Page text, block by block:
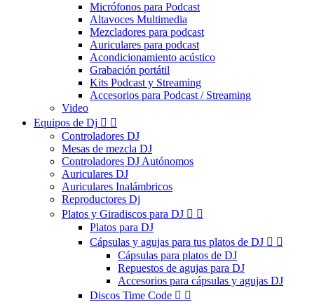
Micrófonos para Podcast
Altavoces Multimedia
Mezcladores para podcast
Auriculares para podcast
Acondicionamiento acústico
Grabación portátil
Kits Podcast y Streaming
Accesorios para Podcast / Streaming
Video
Equipos de Dj  
Controladores DJ
Mesas de mezcla DJ
Controladores DJ Autónomos
Auriculares DJ
Auriculares Inalámbricos
Reproductores Dj
Platos y Giradiscos para DJ  
Platos para DJ
Cápsulas y agujas para tus platos de DJ  
Cápsulas para platos de DJ
Repuestos de agujas para DJ
Accesorios para cápsulas y agujas DJ
Discos Time Code  